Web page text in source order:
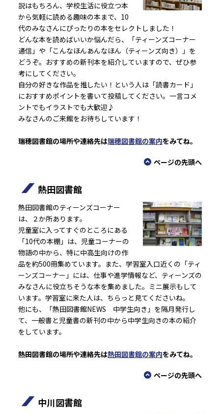
説はもちろん、学校生活に役立つ本
から気軽に読める趣味の本まで、10
代のみなさんにぴったりの本をセレクトしました！
どんな本を読めばいいか悩んだら、「ティーンズコーナー
通信」や「こんなほんあんなほん（ティーンズ向き）」を
どうぞ。おすすめの新刊本を紹介していますので、ぜひ参
考にしてください。
自分の好きな作品を推したい！という人は「読書カード」
におすすめポイントを書いて投稿してください。一言コメ
ントでもイラストでも大歓迎♪
みなさんのご来館をお待ちしています！
瑞穂図書館の場所や連絡先は瑞穂図書館の案内をみてね。
ページの先頭へ
熱田図書館
熱田図書館のティーンズコーナー
は、２か所あります。
児童室に入ってすぐのところにある
「10代の本棚」は、児童コーナーの
物語の中から、特に中高生向けの作
品を約500冊集めています。また、学習室入口近くの「ティ
ーンズコーナー」には、仕事や進学情報など、ティーンズの
みなさんに役立ちそうな本を集めました。ミニ展示もして
います。学習室に来た人は、ちらっと見てくださいね。
他にも、「熱田図書館NEWS 中学生向き」を隔月発行し
て、一般書と児童書の新刊の中から中学生向きの本の紹介
をしています。
熱田図書館の場所や連絡先は熱田図書館の案内をみてね。
ページの先頭へ
中川図書館